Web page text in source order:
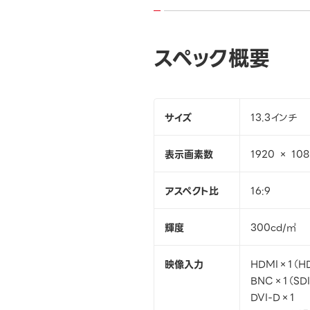
スペック概要
サイズ 13.3インチ
表示画素数 1920 ×
アスペクト比 16:9
輝度 300cd/㎡
映像入力
HDMI×1（
BNC×1（SDI
DVI-D×1